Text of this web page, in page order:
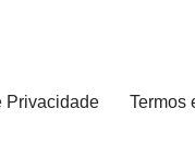
Privacidade Termos